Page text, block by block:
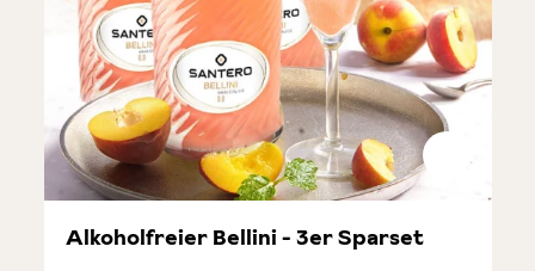
Alkoholfreier Bellini - 3er Sparset